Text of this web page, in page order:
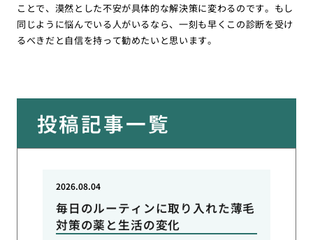
ことで、漠然とした不安が具体的な解決策に変わるのです。もし
同じように悩んでいる人がいるなら、一刻も早くこの診断を受け
るべきだと自信を持って勧めたいと思います。
投稿記事一覧
毎日のルーティンに取り入れた薄毛
対策の薬と生活の変化
2026.08.04